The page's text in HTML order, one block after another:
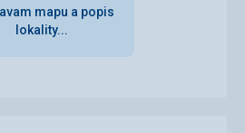
pradlo.Do vany musili v
nabidli jenom 2 osusky,kdyz
mapu a popis
lokality...